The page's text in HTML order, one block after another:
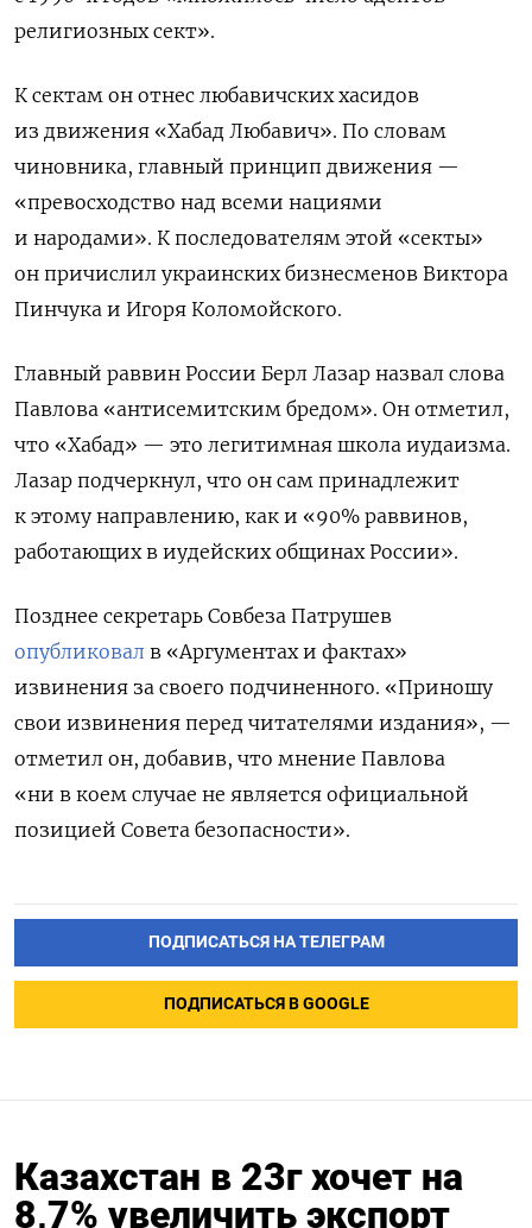
религиозных сект».
К сектам он отнес любавичских хасидов
из движения «Хабад Любавич». По словам
чиновника, главный принцип движения —
«превосходство над всеми нациями
и народами». К последователям этой «секты»
он причислил украинских бизнесменов Виктора
Пинчука и Игоря Коломойского.
Главный раввин России Берл Лазар назвал слова
Павлова «антисемитским бредом». Он отметил,
что «Хабад» — это легитимная школа иудаизма.
Лазар подчеркнул, что он сам принадлежит
к этому направлению, как и «90% раввинов,
работающих в иудейских общинах России».
Позднее секретарь Совбеза Патрушев
опубликовал в «Аргументах и фактах»
извинения за своего подчиненного. «Приношу
свои извинения перед читателями издания», —
отметил он, добавив, что мнение Павлова
«ни в коем случае не является официальной
позицией Совета безопасности».
ПОДПИСАТЬСЯ НА ТЕЛЕГРАМ
ПОДПИСАТЬСЯ В GOOGLE
Казахстан в 23г хочет на
8,7% увеличить экспорт